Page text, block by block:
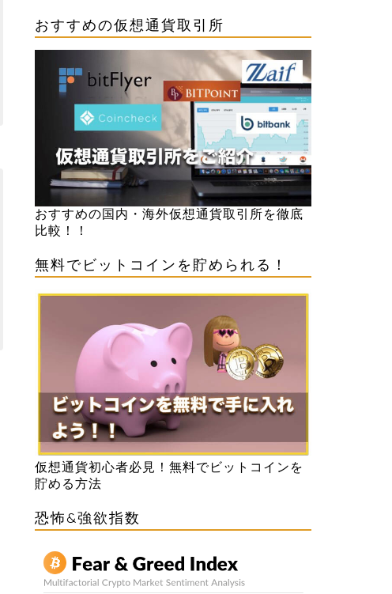
おすすめの仮想通貨取引所
おすすめの国内・海外仮想通貨取引所を徹底
比較！！
無料でビットコインを貯められる！
仮想通貨初心者必見！無料でビットコインを
貯める方法
恐怖&強欲指数